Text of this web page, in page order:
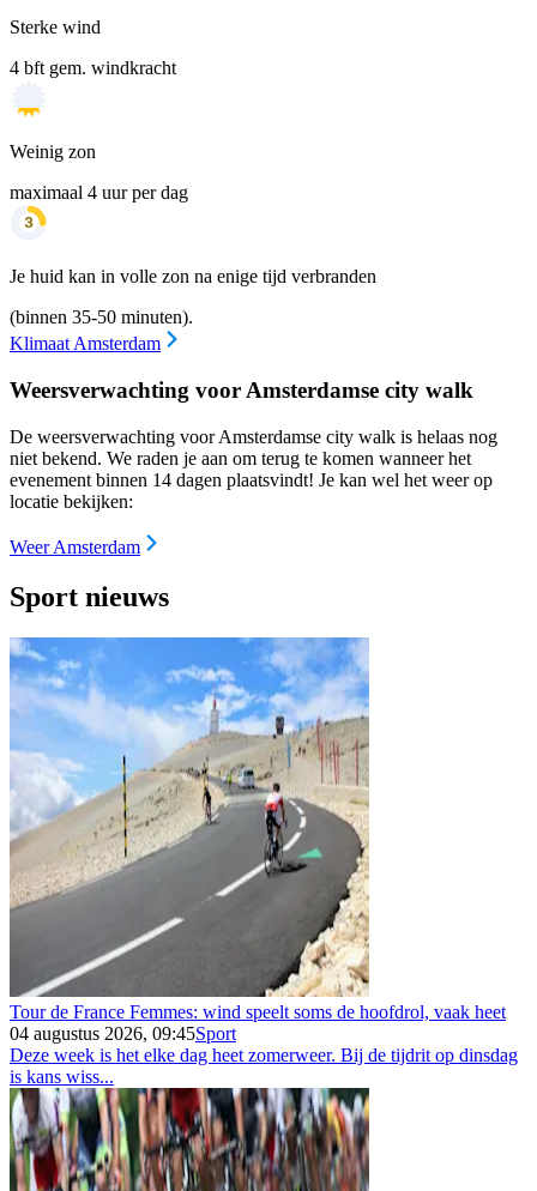
Sterke wind
4 bft gem. windkracht
Weinig zon
maximaal 4 uur per dag
Je huid kan in volle zon na enige tijd verbranden
(binnen 35-50 minuten).
Klimaat Amsterdam
Weersverwachting voor Amsterdamse city walk
De weersverwachting voor Amsterdamse city walk is helaas nog
niet bekend. We raden je aan om terug te komen wanneer het
evenement binnen 14 dagen plaatsvindt! Je kan wel het weer op
locatie bekijken:
Weer Amsterdam
Sport nieuws
Tour de France Femmes: wind speelt soms de hoofdrol, vaak heet
04 augustus 2026, 09:45Sport
Deze week is het elke dag heet zomerweer. Bij de tijdrit op dinsdag
is kans wiss...